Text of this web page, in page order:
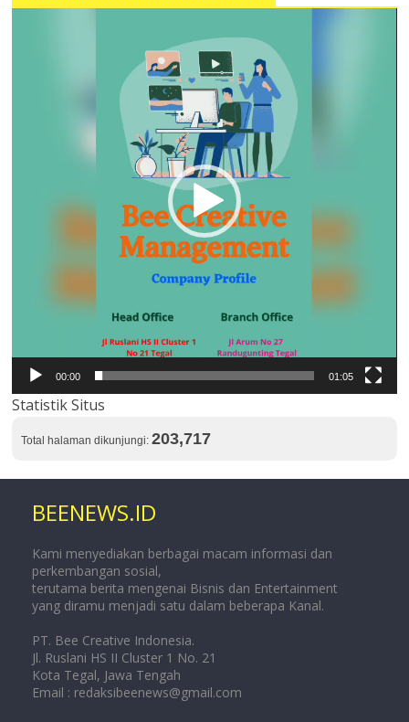
00:00 01:05
Statistik Situs
Total halaman dikunjungi:203,717
BEENEWS.ID
Kami menyediakan berbagai macam informasi dan
perkembangan sosial,
terutama berita mengenai Bisnis dan Entertainment
yang diramu menjadi satu dalam beberapa Kanal.
PT. Bee Creative Indonesia.
Jl. Ruslani HS II Cluster 1 No. 21
Kota Tegal, Jawa Tengah
Email : redaksibeenews@gmail.com